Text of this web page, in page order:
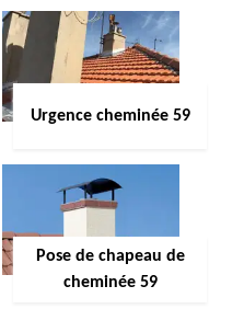
Urgence cheminée 59
Pose de chapeau de
cheminée 59